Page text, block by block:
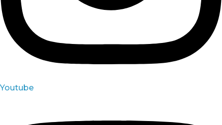
Youtube